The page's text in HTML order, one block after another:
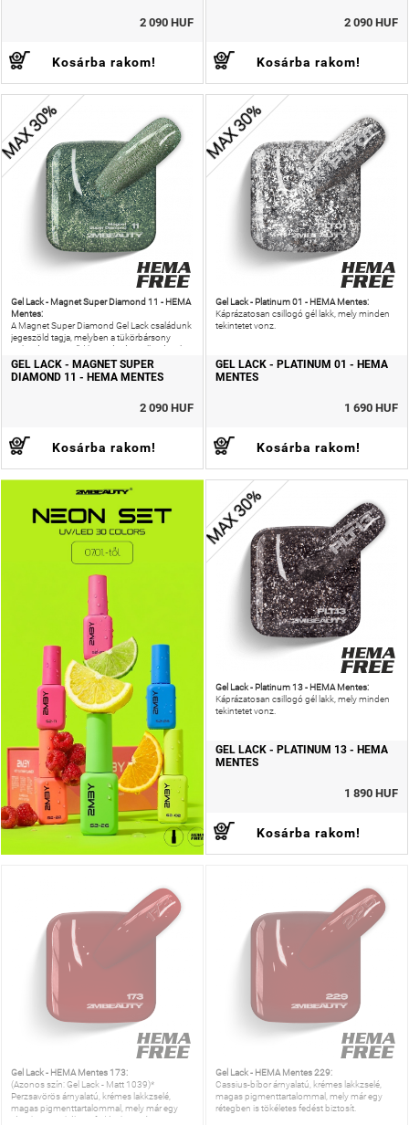
2 090 HUF
Kosárba rakom!
2 090 HUF
Kosárba rakom!
30%
Gel Lack - Magnet Super Diamond 11 - HEMA
Mentes:
A Magnet Super Diamond Gel Lack családunk
jegeszöld tagja, melyben a tükörbársony
puhasága ötvöződik a gyémántcsillogással.
GEL LACK - MAGNET SUPER
DIAMOND 11 - HEMA MENTES
2 090 HUF
Kosárba rakom!
MAX 30%
Gel Lack - Platinum 01 - HEMA Mentes:
Káprázatosan csillogó gél lakk, mely minden
tekintetet vonz.
GEL LACK - PLATINUM 01 - HEMA
MENTES
1 690 HUF
Kosárba rakom!
MAX 30%
Gel Lack - Platinum 13 - HEMA Mentes:
Káprázatosan csillogó gél lakk, mely minden
tekintetet vonz.
GEL LACK - PLATINUM 13 - HEMA
MENTES
1 890 HUF
Kosárba rakom!
Gel Lack - HEMA Mentes 173:
(Azonos szín: Gel Lack - Matt 1039)*
Perzsavörös árnyalatú, krémes lakkzselé,
magas pigmenttartalommal, mely már egy
rétegben is tökéletes fedést biztosít.
Gel Lack - HEMA Mentes 229:
Cassius-bíbor árnyalatú, krémes lakkzselé,
magas pigmenttartalommal, mely már egy
rétegben is tökéletes fedést biztosít.